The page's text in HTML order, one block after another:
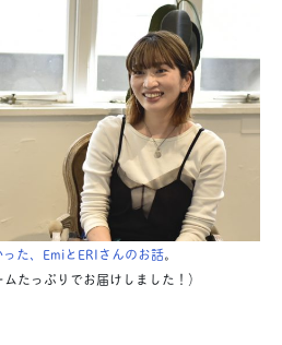
た、EmiとERIさんのお話。
たっぷりでお届けしました！）